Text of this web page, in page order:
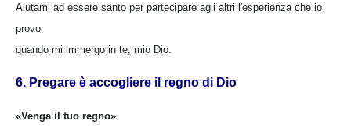
Aiutami ad essere santo per partecipare agli altri l'esperienza che io
provo
quando mi immergo in te, mio Dio.
6. Pregare è accogliere il regno di Dio
«Venga il tuo regno»